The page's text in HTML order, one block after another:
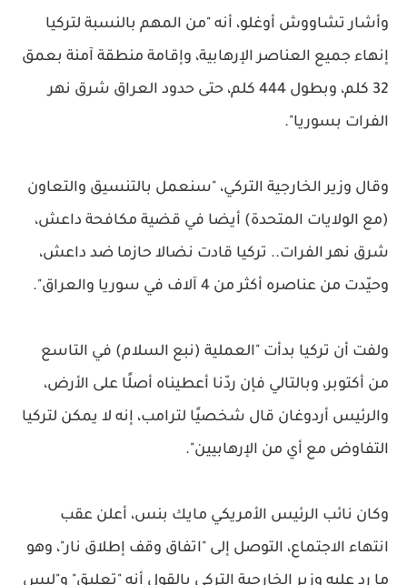
وأشار تشاووش أوغلو، أنه "من المهم بالنسبة لتركيا
إنهاء جميع العناصر الإرهابية، وإقامة منطقة آمنة بعمق
32 كلم، وبطول 444 كلم، حتى حدود العراق شرق نهر
الفرات بسوريا".
وقال وزير الخارجية التركي، "سنعمل بالتنسيق والتعاون
(مع الولايات المتحدة) أيضا في قضية مكافحة داعش،
شرق نهر الفرات.. تركيا قادت نضالا حازما ضد داعش،
وحيّدت من عناصره أكثر من 4 آلاف في سوريا والعراق".
ولفت أن تركيا بدأت "العملية (نبع السلام) في التاسع
من أكتوبر، وبالتالي فإن ردّنا أعطيناه أصلًا على الأرض،
والرئيس أردوغان قال شخصيًا لترامب، إنه لا يمكن لتركيا
التفاوض مع أي من الإرهابيين".
وكان نائب الرئيس الأمريكي مايك بنس، أعلن عقب
انتهاء الاجتماع، التوصل إلى "اتفاق وقف إطلاق نار"، وهو
ما رد عليه وزير الخارجية التركي بالقول أنه "تعليق" و"ليس